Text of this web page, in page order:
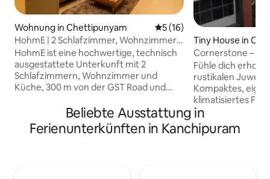
Wohnung in Chettipunyam Durchschnittliche
5 (16)
HohmE | 2 Schlafzimmer, Wohnzimmer,
Küche – Smart-Aufenthalt in Mahindra
City
HohmE ist eine hochwertige, technisch
ausgestattete Unterkunft mit 2
Schlafzimmern, Wohnzimmer und
Küche, 300 m von der GST Road und
Geschäfts- und Familienaufenthalte, mit
Apple Homekey-Smartschlössern,
Klimaanlagen und ferngesteuerten
Tiny House in
Cornerstone –
Fühle dich erholt,
rustikalen Juwel
Kompaktes,
klimatisiertes
und Küchenzeile.
nicht mit dem
Die in der Ecke
Beliebte Ausstattung in
Ferienunterkünften in Kanchipuram